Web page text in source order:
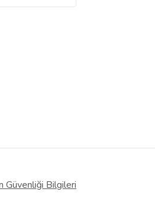
Güvenliği Bilgileri